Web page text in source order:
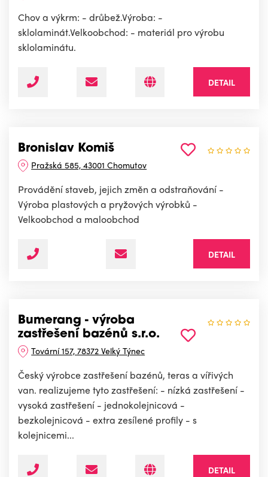
Chov a výkrm: - drůbež.Výroba: -
sklolaminát.Velkoobchod: - materiál pro výrobu
sklolaminátu.
DETAIL
Bronislav Komiš
Pražská 585, 43001 Chomutov
Provádění staveb, jejich změn a odstraňování -
Výroba plastových a pryžových výrobků -
Velkoobchod a maloobchod
DETAIL
Bumerang - výroba
zastřešení bazénů s.r.o.
Tovární 157, 78372 Velký Týnec
Český výrobce zastřešení bazénů, teras a vířivých
van. realizujeme tyto zastřešení: - nízká zastřešení -
vysoká zastřešení - jednokolejnicová -
bezkolejnicová - extra zesílené profily - s
kolejnicemi...
DETAIL